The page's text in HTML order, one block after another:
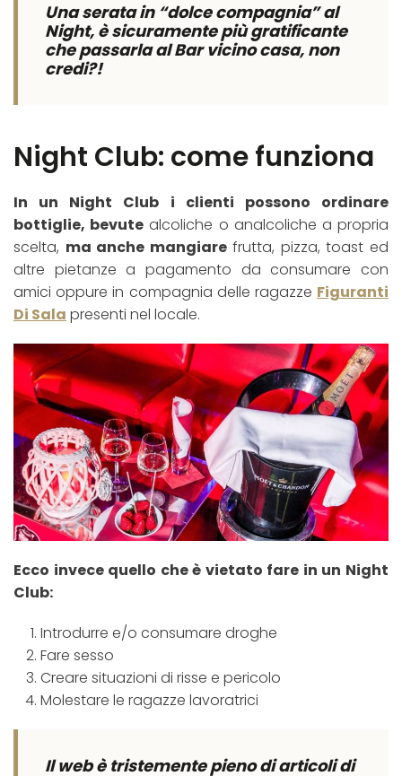
Una serata in “dolce compagnia” al
Night, è sicuramente più gratificante
che passarla al Bar vicino casa, non
credi?!
Night Club: come funziona
In un Night Club i clienti possono ordinare
bottiglie, bevute alcoliche o analcoliche a propria
scelta, ma anche mangiarefrutta, pizza, toast ed
altre pietanze a pagamento da consumare con
amici oppure in compagnia delle ragazze Figuranti
Di Sala presenti nel locale.
Ecco invece quello che è vietato fare in un Night
Club:
Introdurre e/o consumare droghe
Fare sesso
Creare situazioni di risse e pericolo
Molestare le ragazze lavoratrici
Il web è tristemente pieno di articoli di